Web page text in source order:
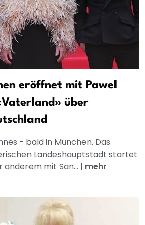
eröffnet mit Pawel
über
- bald in München. Das
Landeshauptstadt startet
mit San... | mehr